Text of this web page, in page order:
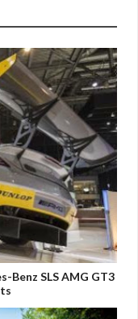
Benz SLS AMG GT3